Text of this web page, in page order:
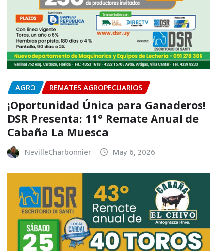
AGRO REMATES AGROPECUARIOS
¡Oportunidad Única para Ganaderos!
DSR Presenta: 11° Remate Anual de
Cabaña La Muesca
NevilleCharbonnier May 6, 2026